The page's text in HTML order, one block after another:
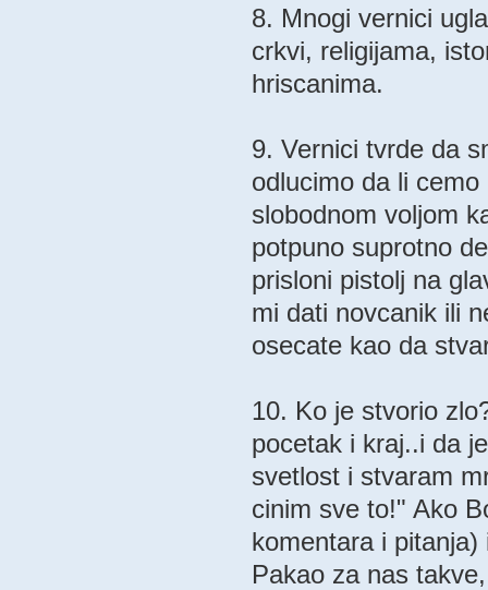
8. Mnogi vernici
crkvi, religijama,
hriscanima.
9. Vernici tvrde da
odlucimo da li
slobodnom voljom
potpuno suprotno
prisloni pistolj na
mi dati novcanik ili
osecate kao da
10. Ko je stvorio
pocetak i kraj..i da
svetlost i stvaram
cinim sve to!" Ako
komentara i
Pakao za nas